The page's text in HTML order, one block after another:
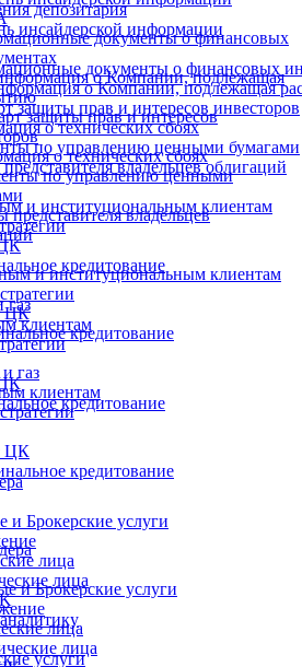
депозитария
инсайдерской информации
документы о финансовых
о Компании, подлежащая
защиты прав и интересов инвесторов
о технических сбоях
по управлению ценными бумагами
владельцев облигаций
и институциональным клиентам
кредитование
газ
клиентам
кредитование
и Брокерские услуги
лица
лица
услуги
документы о финансовых
о Компании, подлежащая
защиты прав и интересов
о технических сбоях
по управлению ценными
представителя владельцев
и институциональным клиентам
ЦК
кредитование
газ
клиентам
ЦК
кредитование
и Брокерские услуги
лица
лица